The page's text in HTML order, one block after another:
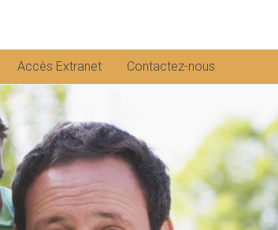
Accès Extranet Contactez-nous